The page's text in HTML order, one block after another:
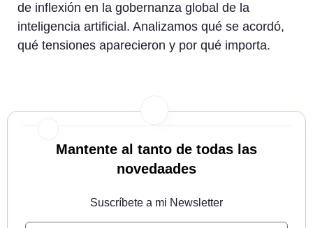
de inflexión en la gobernanza global de la
inteligencia artificial. Analizamos qué se acordó,
qué tensiones aparecieron y por qué importa.
Mantente al tanto de todas las
novedaades
Suscríbete a mi Newsletter